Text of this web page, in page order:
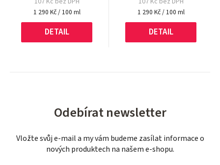
Měrná
1 290 Kč / 100 ml
DETAIL
Měrná
1 290 Kč / 100 ml
DETAIL
Odebírat newsletter
Vložte svůj e-mail a my vám budeme zasílat informace o
nových produktech na našem e-shopu.